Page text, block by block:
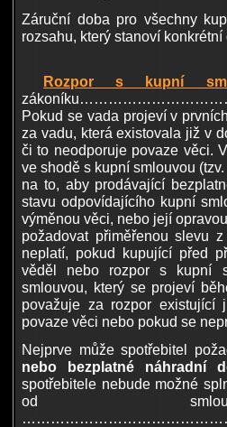
Záruční doba pro všechny
rozsahu, který stanoví
Rozpor s kupní
Pokud se vada projeví v
za vadu, která existovala již v
či to neodporuje povaze věci.
ve shodě s kupní smlouvou
na to, aby prodávající
stavu odpovídajícího kupní
výměnou věci, nebo její
požadovat přiměřenou slevu
neplatí, pokud kupující před
věděl nebo rozpor s kupní
smlouvou, který se projeví
považuje za rozpor existující
povaze věci nebo pokud se
Nejprve může spotřebitel
nebo bezplatné náhradní
spotřebitele nebude možné
od